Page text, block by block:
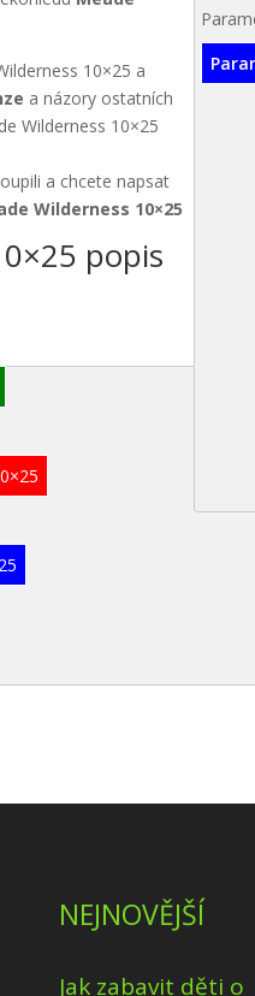
10×25 a
a názory ostatních
Wilderness 10×25
a chcete napsat
Wilderness 10×25
popis
NEJNOVĚJŠÍ
Jak zabavit děti o